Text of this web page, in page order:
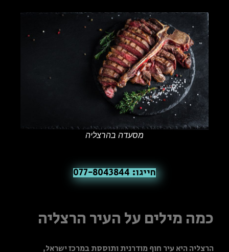
מסעדה בהרצליה
חייגו: 077-8043844
כמה מילים על העיר הרצליה
הרצליה היא עיר חוף מודרנית ותוססת במרכז ישראל,